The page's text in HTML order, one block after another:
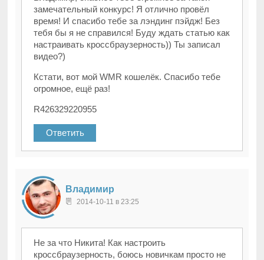
замечательный конкурс! Я отлично провёл
время! И спасибо тебе за лэндинг пэйдж! Без
тебя бы я не справился! Буду ждать статью как
настраивать кроссбраузерность)) Ты записал
видео?)
Кстати, вот мой WMR кошелёк. Спасибо тебе
огромное, ещё раз!
R426329220955
Ответить
Владимир
2014-10-11 в 23:25
Не за что Никита! Как настроить
кроссбраузерность, боюсь новичкам просто не